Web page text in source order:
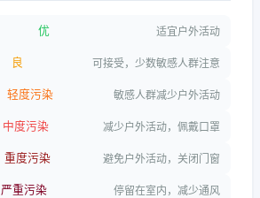
优 适宜户外活动
良 可接受，少数敏感人群注意
轻度污染 敏感人群减少户外活动
中度污染 减少户外活动，佩戴口罩
重度污染 避免户外活动，关闭门窗
严重污染 停留在室内，减少通风